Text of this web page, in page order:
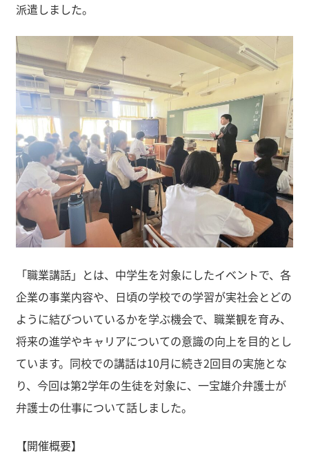
派遣しました。
「職業講話」とは、中学生を対象にしたイベントで、各
企業の事業内容や、日頃の学校での学習が実社会とどの
ように結びついているかを学ぶ機会で、職業観を育み、
将来の進学やキャリアについての意識の向上を目的とし
ています。同校での講話は10月に続き2回目の実施とな
り、今回は第2学年の生徒を対象に、一宝雄介弁護士が
弁護士の仕事について話しました。
【開催概要】